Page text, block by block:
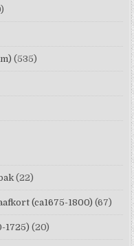
(535)
(22)
(ca1675-1800) (67)
1725) (20)